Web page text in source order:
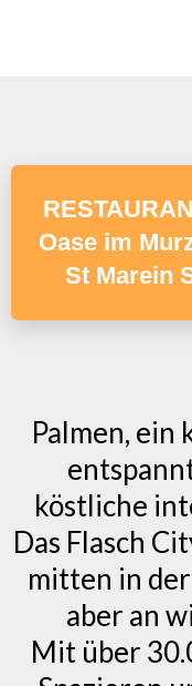
Oase im
St Marein
Palmen, ein
köstliche
Das Flasch
mitten in
aber an
Mit über